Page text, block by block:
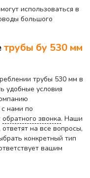
использоваться в
большого
трубы бу 530 мм
трубы 530 мм в
удобные условия
нами по
обратного звонка. Наши
на все вопросы,
конкретный тип
вашим